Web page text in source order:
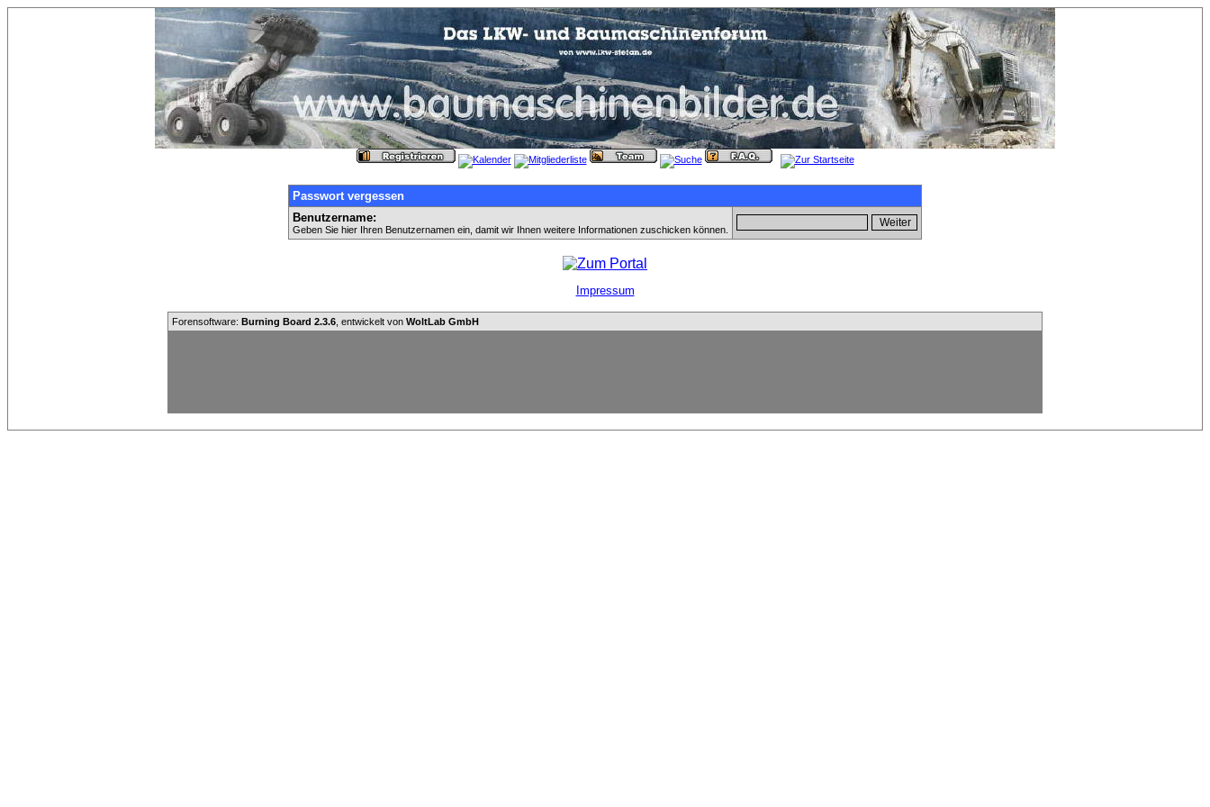
Passwort vergessen
Benutzername:
Geben Sie hier Ihren Benutzernamen ein, damit wir Ihnen weitere Informationen zuschicken können.
Impressum
Forensoftware: Burning Board 2.3.6 , entwickelt von WoltLab GmbH